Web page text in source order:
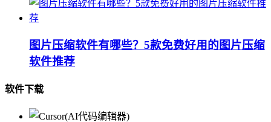
图片压缩软件有哪些？5款免费好用的图片压缩
软件推荐
软件下载